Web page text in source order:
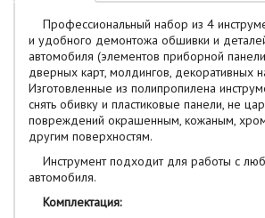
Профессиональный набор из 4
и удобного демонтожа обшивки и
автомобиля (элементов приборной
дверных карт, молдингов, декоративных
Изготовленные из полипропилена
снять обивку и пластиковые панели, не
повреждений окрашенным, кожаным,
другим поверхностям.
Инструмент подходит для работы с
автомобиля.
Комплектация: